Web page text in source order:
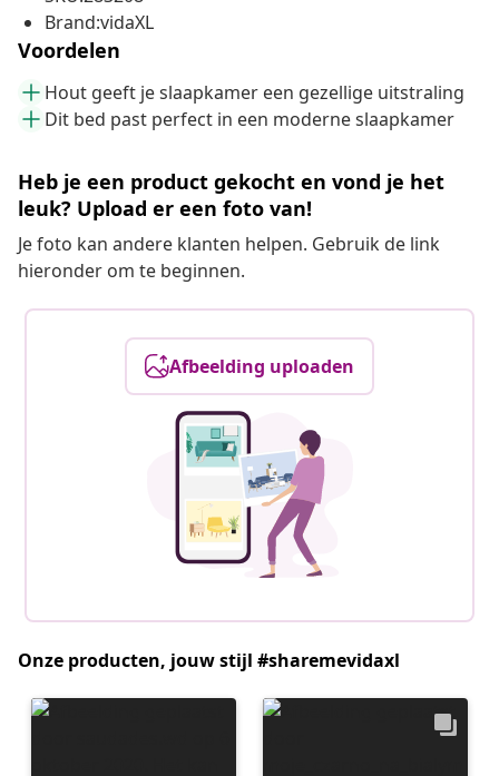
Brand:vidaXL
Voordelen
Hout geeft je slaapkamer een gezellige uitstraling
Dit bed past perfect in een moderne slaapkamer
Heb je een product gekocht en vond je het
leuk? Upload er een foto van!
Je foto kan andere klanten helpen. Gebruik de link
hieronder om te beginnen.
Afbeelding uploaden
Onze producten, jouw stijl #sharemevidaxl